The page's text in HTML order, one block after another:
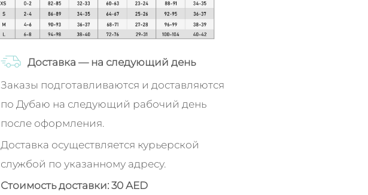
Доставка — на следующий день
Заказы подготавливаются и доставляются
по Дубаю на следующий рабочий день
после оформления.
Доставка осуществляется курьерской
службой по указанному адресу.
Стоимость доставки: 30 AED